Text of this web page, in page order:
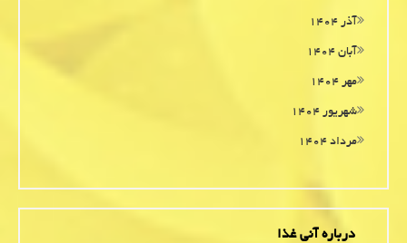
آذر ۱۴۰۴
آبان ۱۴۰۴
مهر ۱۴۰۴
شهریور ۱۴۰۴
مرداد ۱۴۰۴
درباره آنی غذا